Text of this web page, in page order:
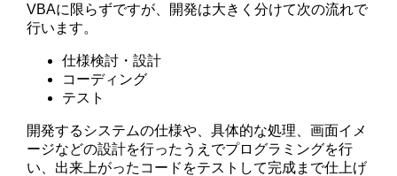
VBAに限らずですが、開発は大きく分けて次の流れで
行います。
仕様検討・設計
コーディング
テスト
開発するシステムの仕様や、具体的な処理、画面イメ
ージなどの設計を行ったうえでプログラミングを行
い、出来上がったコードをテストして完成まで仕上げ